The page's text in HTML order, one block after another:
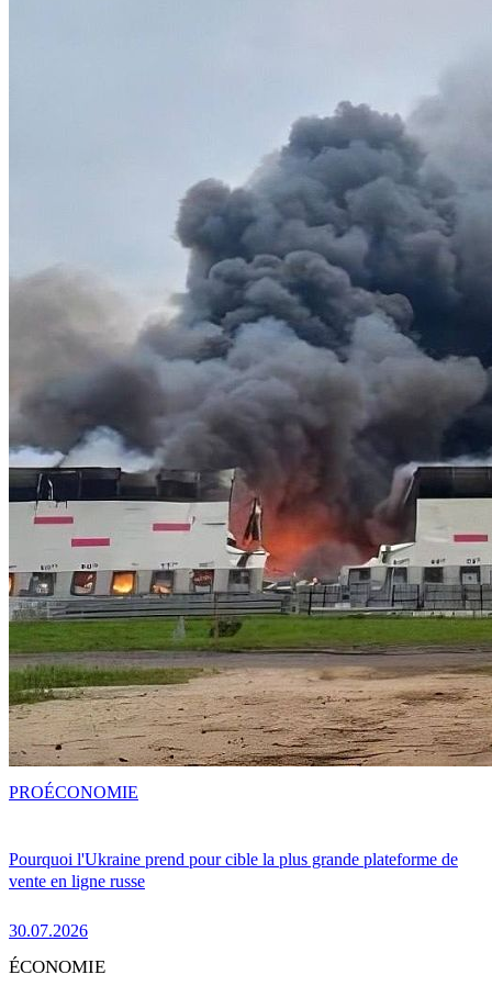
Pourquoi l'Ukraine prend pour cible la plus grande plateforme de
vente en ligne russe
30.07.2026
PROÉCONOMIE
ÉCONOMIE